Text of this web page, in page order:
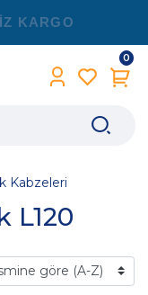
KARGO
0
L120
Kabzeleri